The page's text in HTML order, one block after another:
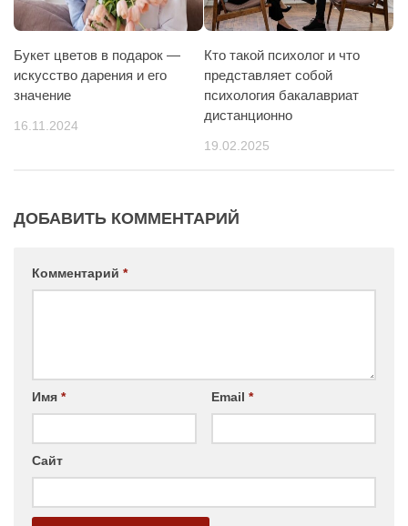
Букет цветов в подарок —
искусство дарения и его
значение
16.11.2024
Кто такой психолог и что
представляет собой
психология бакалавриат
дистанционно
19.02.2025
ДОБАВИТЬ КОММЕНТАРИЙ
Комментарий *
Имя * Email *
Сайт